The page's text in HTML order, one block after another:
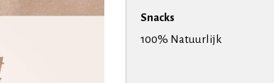
Snacks
100% Natuurlijk